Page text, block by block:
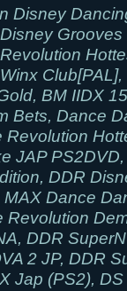
Disney
BM IIDX
Bets, Dance
JAP
DDR
Dance
DDR
2 JP, DDR
Jap (PS2),